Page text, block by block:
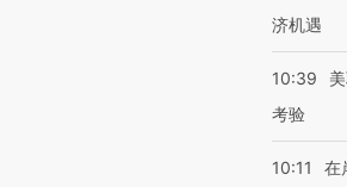
济机遇
10:39
考验
10:11
在